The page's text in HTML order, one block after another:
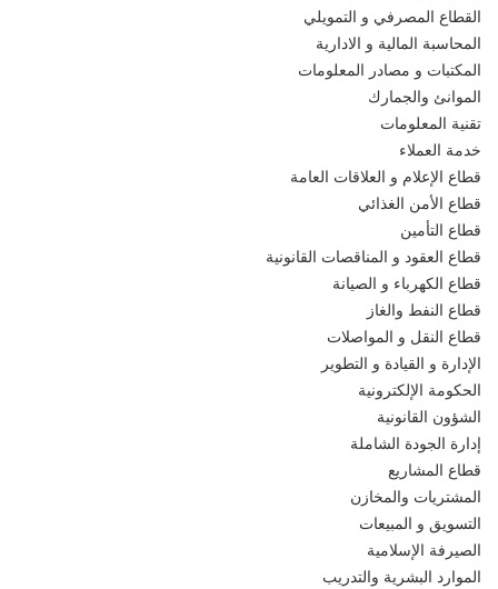
القطاع المصرفي و التمويلي
المحاسبة المالية و الادارية
المكتبات و مصادر المعلومات
الموانئ والجمارك
تقنية المعلومات
خدمة العملاء
قطاع الإعلام و العلاقات العامة
قطاع الأمن الغذائي
قطاع التأمين
قطاع العقود و المناقصات القانونية
قطاع الكهرباء و الصيانة
قطاع النفط والغاز
قطاع النقل و المواصلات
الإدارة و القيادة و التطوير
الحكومة الإلكترونية
الشؤون القانونية
إدارة الجودة الشاملة
قطاع المشاريع
المشتريات والمخازن
التسويق و المبيعات
الصيرفة الإسلامية
الموارد البشرية والتدريب